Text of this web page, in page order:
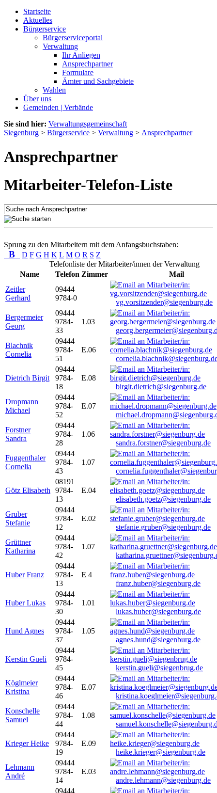
Startseite
Aktuelles
Bürgerservice
Bürgerserviceportal
Verwaltung
Ihr Anliegen
Ansprechpartner
Formulare
Ämter und Sachgebiete
Wahlen
Über uns
Gemeinden | Verbände
Sie sind hier: Verwaltungsgemeinschaft
Siegenburg > Bürgerservice > Verwaltung > Ansprechpartner
Ansprechpartner
Mitarbeiter-Telefon-Liste
Sprung zu den Mitarbeitern mit dem Anfangsbuchstaben:
B D F G H K L M O R S Z
Telefonliste der Mitarbeiter/innen der Verwaltung
Name
Telefon Zimmer
Mail
Zeitler
Gerhard
09444
9784-0
vg.vorsitzender@siegenburg.de
Bergermeier
Georg
09444
9784-
33
1.03
Blachnik
Cornelia
09444
9784-
51
E.06
Dietrich Birgit
09444
9784-
18
E.08
birgit.dietrich@siegenburg.de
Dropmann
Michael
09444
9784-
52
E.07
Forstner
Sandra
09444
9784-
28
1.06
sandra.forstner@siegenburg.de
Fuggenthaler
Cornelia
09444
9784-
43
1.07
Götz Elisabeth
08191
9784-
13
E.04
elisabeth.goetz@siegenburg.de
Gruber
Stefanie
09444
9784-
12
E.02
stefanie.gruber@siegenburg.de
Grüttner
Katharina
09444
9784-
42
1.07
Huber Franz
09444
9784-
13
E 4
franz.huber@siegenburg.de
Huber Lukas
09444
9784-
30
1.01
lukas.huber@siegenburg.de
Hund Agnes
09444
9784-
37
1.05
agnes.hund@siegenburg.de
Kerstin Gueli
09444
9784-
45
kerstin.gueli@siegenbrug.de
Köglmeier
Kristina
09444
9784-
46
E.07
Konschelle
Samuel
09444
9784-
44
1.08
Krieger Heike
09444
9784-
19
E.09
heike.krieger@siegenburg.de
Lehmann
André
09444
9784-
14
E.03
andre.lehmann@siegenburg.de
09444